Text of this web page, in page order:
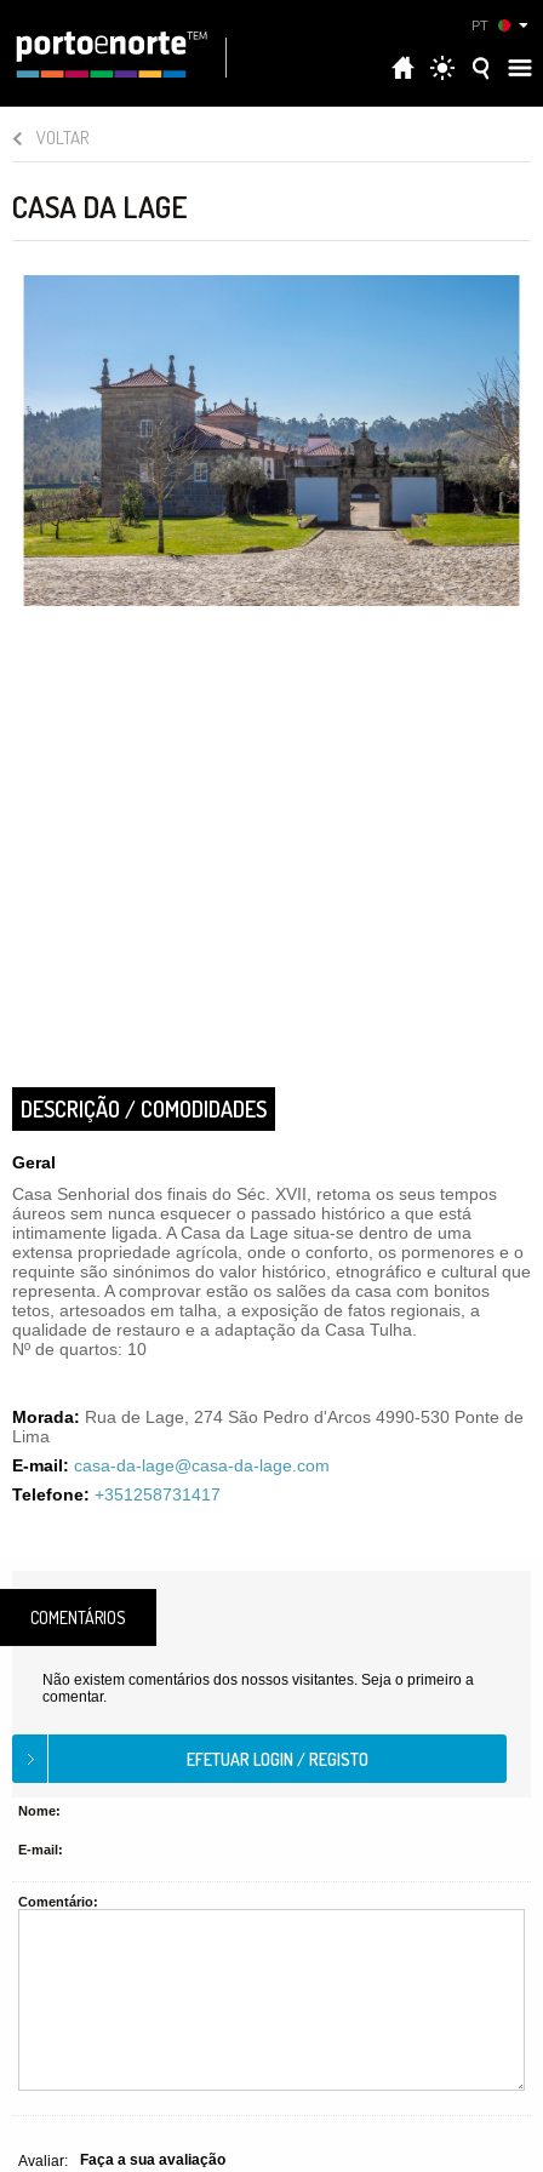
PT
VOLTAR
CASA DA LAGE
DESCRIÇÃO / COMODIDADES
Geral
Casa Senhorial dos finais do Séc. XVII, retoma os seus tempos
áureos sem nunca esquecer o passado histórico a que está
intimamente ligada. A Casa da Lage situa-se dentro de uma
extensa propriedade agrícola, onde o conforto, os pormenores e o
requinte são sinónimos do valor histórico, etnográfico e cultural que
representa. A comprovar estão os salões da casa com bonitos
tetos, artesoados em talha, a exposição de fatos regionais, a
qualidade de restauro e a adaptação da Casa Tulha.
Nº de quartos: 10
Morada: Rua de Lage, 274 São Pedro d'Arcos 4990-530 Ponte de
Lima
E-mail: casa-da-lage@casa-da-lage.com
Telefone: +351258731417
COMENTÁRIOS
Não existem comentários dos nossos visitantes. Seja o primeiro a
comentar.
Nome:
E-mail:
Comentário:
Avaliar: Faça a sua avaliação